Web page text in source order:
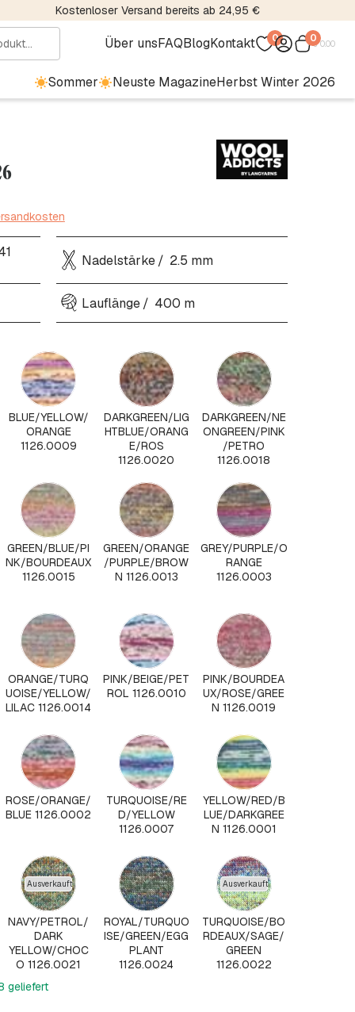
Kostenloser Versand bereits ab 24,95 €
Über unsFAQBlogKontakt 0 0€0.00
Sommer Neuste MagazineHerbst Winter 2026
Nadelstärke 2.5 mm
Lauflänge 400 m
BLUE/YELLOW/
ORANGE
1126.0009
DARKGREEN/LIG
HTBLUE/ORANG
E/ROS
1126.0020
DARKGREEN/NE
ONGREEN/PINK
/PETRO
1126.0018
GREEN/BLUE/PI
NK/BOURDEAUX
1126.0015
GREEN/ORANGE
/PURPLE/BROW
N 1126.0013
GREY/PURPLE/O
RANGE
1126.0003
ORANGE/TURQ
UOISE/YELLOW/
LILAC 1126.0014
PINK/BEIGE/PET
ROL 1126.0010
PINK/BOURDEA
UX/ROSE/GREE
N 1126.0019
ROSE/ORANGE/
BLUE 1126.0002
TURQUOISE/RE
D/YELLOW
1126.0007
YELLOW/RED/B
LUE/DARKGREE
N 1126.0001
NAVY/PETROL/
DARK
YELLOW/CHOC
O 1126.0021
Ausverkauft
ROYAL/TURQUO
ISE/GREEN/EGG
PLANT
1126.0024
TURQUOISE/BO
RDEAUX/SAGE/
GREEN
1126.0022
Ausverkauft
geliefert